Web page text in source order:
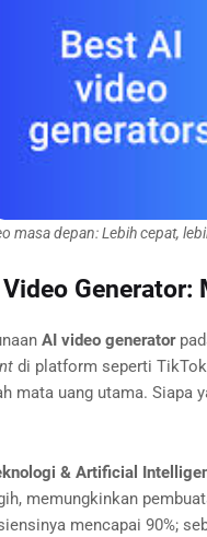
masa depan: Lebih cepat,
Generator:
AI video generator
di platform seperti
mata uang utama. Siapa
& Artificial
memungkinkan
mencapai 90%;